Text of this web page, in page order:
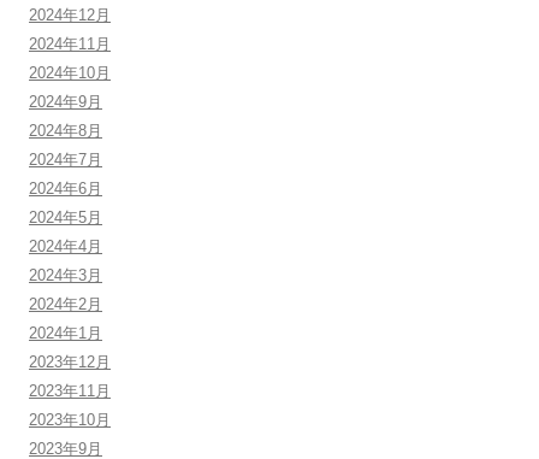
2024年12月
2024年11月
2024年10月
2024年9月
2024年8月
2024年7月
2024年6月
2024年5月
2024年4月
2024年3月
2024年2月
2024年1月
2023年12月
2023年11月
2023年10月
2023年9月